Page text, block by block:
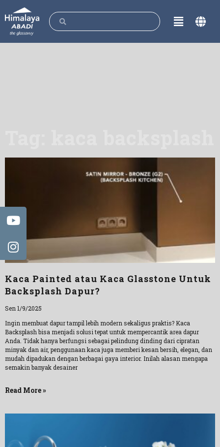
Kaca Painted atau Kaca Glasstone Untuk
Backsplash Dapur?
Sen 1/9/2025
Ingin membuat dapur tampil lebih modern sekaligus praktis? Kaca
Backsplash bisa menjadi solusi tepat untuk mempercantik area dapur
Anda. Tidak hanya berfungsi sebagai pelindung dinding dari cipratan
minyak dan air, penggunaan kaca juga memberi kesan bersih, elegan, dan
mudah dipadukan dengan berbagai gaya interior. Inilah alasan mengapa
semakin banyak desainer
Read More »